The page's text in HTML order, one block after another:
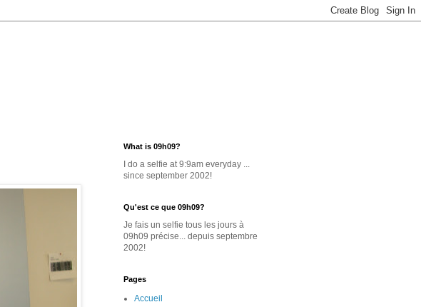
What is 09h09?
I do a selfie at 9:9am everyday ...
since september 2002!
Qu'est ce que 09h09?
Je fais un selfie tous les jours à
09h09 précise... depuis septembre
2002!
Pages
Accueil